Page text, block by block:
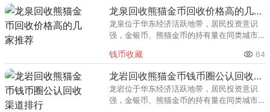
回收渠道里，能精准识别版别溢
龙泉回收熊猫金币回收价格高的几家推荐
龙泉位于华东经济活跃地带，居民投资意识
强，金银币、熊猫金币的持有量在同类城市
熊猫金币的需求就明显升温，但鱼龙混杂的
回收渠道里，能精准识别版别溢
钱币收藏 64
龙岩回收熊猫金币钱币圈公认回收渠道排行
龙岩位于华东经济活跃地带，居民投资意识
强，金银币、熊猫金币的持有量在同类城市